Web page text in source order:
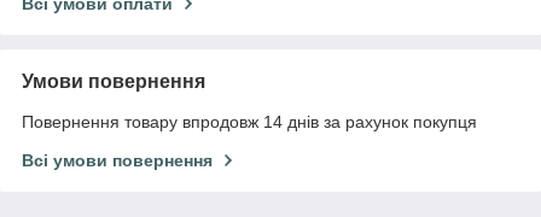
Всі умови оплати
Умови повернення
Повернення товару впродовж 14 днів за рахунок покупця
Всі умови повернення